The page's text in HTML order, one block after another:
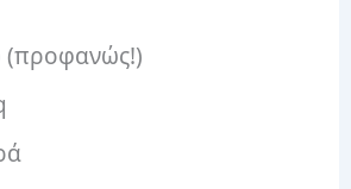
(προφανώς!)